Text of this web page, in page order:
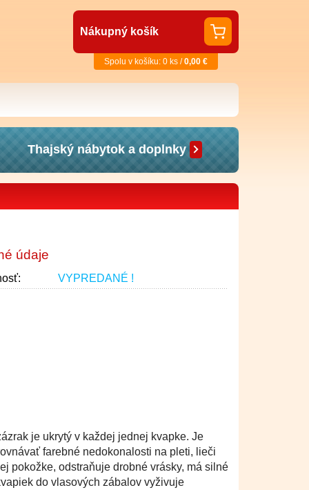
Nákupný košík
Spolu v košíku: 0 ks /0,00 €
Thajský nábytok a doplnky
údaje
VYPREDANÉ !
je ukrytý v každej jednej kvapke. Je
farebné nedokonalosti na pleti, lieči
pokožke, odstraňuje drobné vrásky, má silné
do vlasových zábalov vyživuje